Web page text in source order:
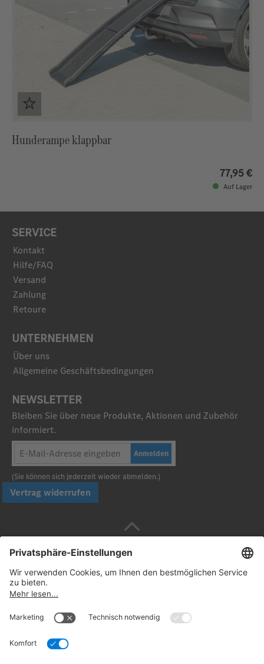
Hunderampe klappbar
77,95 €
Auf Lager
SERVICE
Kontakt
Hilfe/FAQ
Versand
Zahlung
Retoure
UNTERNEHMEN
Über uns
Allgemeine Geschäftsbedingungen
NEWSLETTER
Bleiben Sie über neue Produkte, Aktionen und Zubehör
informiert.
Anmelden
(Sie können sich jederzeit wieder abmelden.)
Vertrag widerrufen
Sicher bezahlen mit